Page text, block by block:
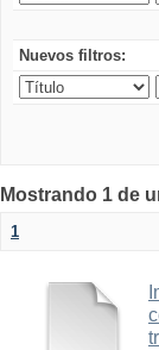
Nuevos filtros:
Mostrando 1 de
1